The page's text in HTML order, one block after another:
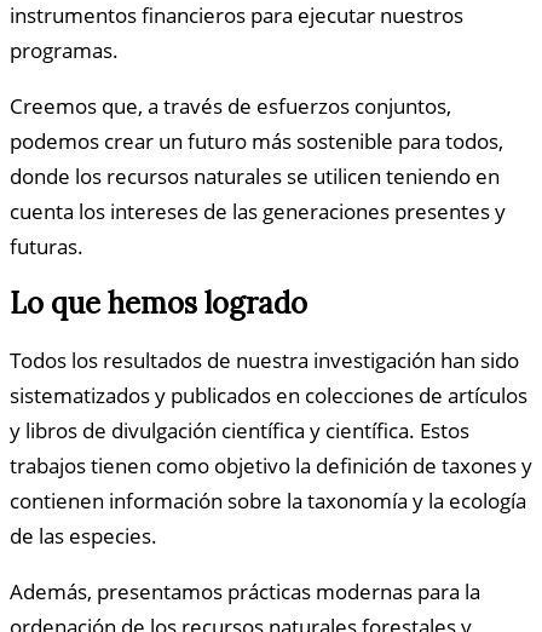
instrumentos financieros para ejecutar nuestros
programas.
Creemos que, a través de esfuerzos conjuntos,
podemos crear un futuro más sostenible para todos,
donde los recursos naturales se utilicen teniendo en
cuenta los intereses de las generaciones presentes y
futuras.
Lo que hemos logrado
Todos los resultados de nuestra investigación han sido
sistematizados y publicados en colecciones de artículos
y libros de divulgación científica y científica. Estos
trabajos tienen como objetivo la definición de taxones y
contienen información sobre la taxonomía y la ecología
de las especies.
Además, presentamos prácticas modernas para la